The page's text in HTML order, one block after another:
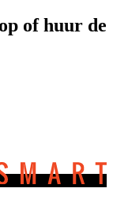
of huur de